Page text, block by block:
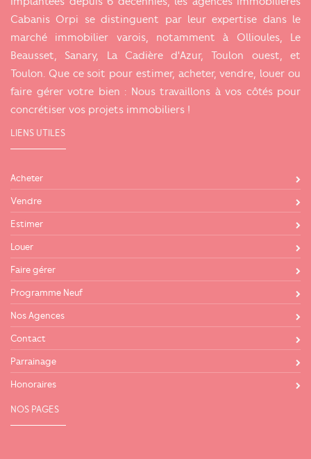
Cabanis Orpi se distinguent par leur expertise dans le
marché immobilier varois, notamment à Ollioules, Le
Beausset, Sanary, La Cadière d'Azur, Toulon ouest, et
Toulon. Que ce soit pour estimer, acheter, vendre, louer ou
faire gérer votre bien : Nous travaillons à vos côtés pour
concrétiser vos projets immobiliers !
LIENS UTILES
Acheter
Vendre
Estimer
Louer
Faire gérer
Programme Neuf
Nos Agences
Contact
Parrainage
Honoraires
NOS PAGES